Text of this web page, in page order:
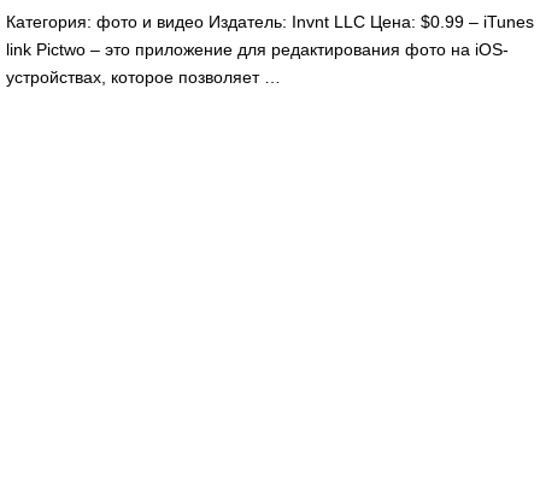
Категория: фото и видео Издатель: Invnt LLC Цена: $0.99 – iTunes
link Pictwo – это приложение для редактирования фото на iOS-
устройствах, которое позволяет …